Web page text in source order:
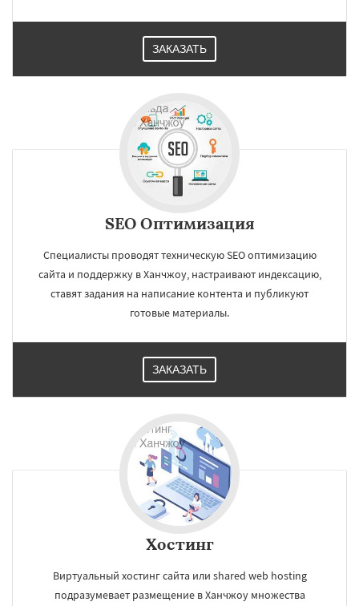
ЗАКАЗАТЬ
SEO Оптимизация
Специалисты проводят техническую SEO оптимизацию
сайта и поддержку в Ханчжоу, настраивают индексацию,
ставят задания на написание контента и публикуют
готовые материалы.
ЗАКАЗАТЬ
Хостинг
Виртуальный хостинг сайта или shared web hosting
подразумевает размещение в Ханчжоу множества